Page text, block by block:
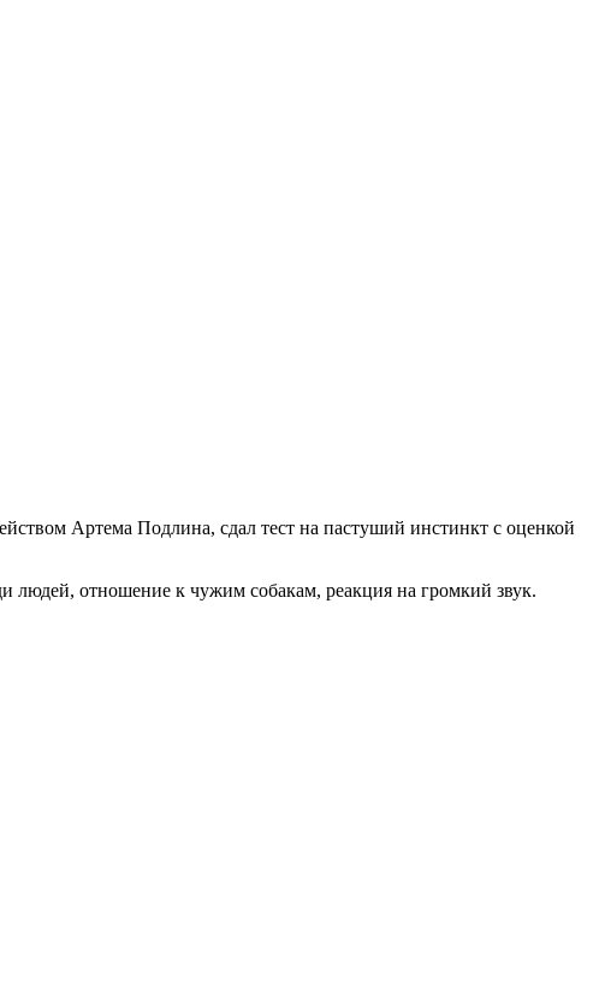
Артема Подлина, сдал тест на пастуший инстинкт с оценкой
людей, отношение к чужим собакам, реакция на громкий звук.